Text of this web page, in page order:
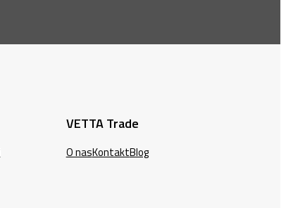
VETTA Trade
O nasKontaktBlog